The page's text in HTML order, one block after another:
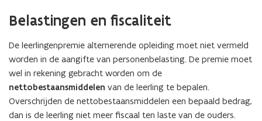
n
t
i
n
n
i
e
u
a
i
l
a
p
p
l
i
Belastingen en fiscaliteit
De leerlingenpremie alternerende opleiding moet niet vermeld
worden in de aangifte van personenbelasting. De premie moet
wel in rekening gebracht worden om de
nettobestaansmiddelen van de leerling te bepalen.
Overschrijden de nettobestaansmiddelen een bepaald bedrag,
dan is de leerling niet meer fiscaal ten laste van de ouders.